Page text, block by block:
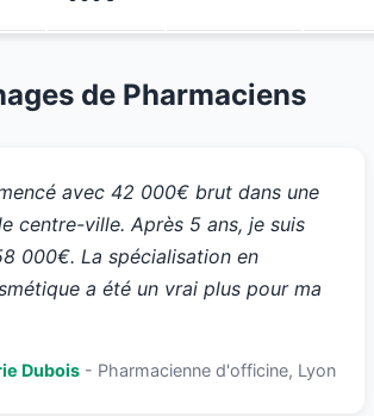
de Pharmaciens
avec 42 000€ brut dans une
centre-ville. Après 5 ans, je suis
000€. La spécialisation en
a été un vrai plus pour ma
Dubois - Pharmacienne d'officine, Lyon